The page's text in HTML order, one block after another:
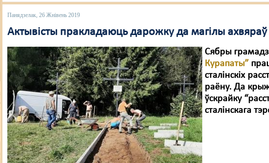
Панядзелак, 26 Жнівень 2019
Актывісты пракладаюць дарожку да магілы ахвяраў
Сябры
Курапаты”
сталінскіх
раёну. Да
ўскрайку
сталінскага